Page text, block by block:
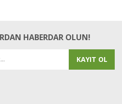
HABERDAR OLUN!
KAYIT OL